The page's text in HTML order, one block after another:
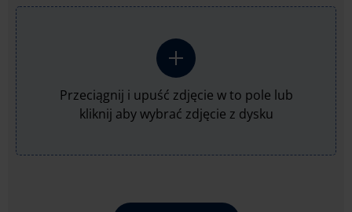
Przeciągnij i upuść zdjęcie w to pole lub
kliknij aby wybrać zdjęcie z dysku